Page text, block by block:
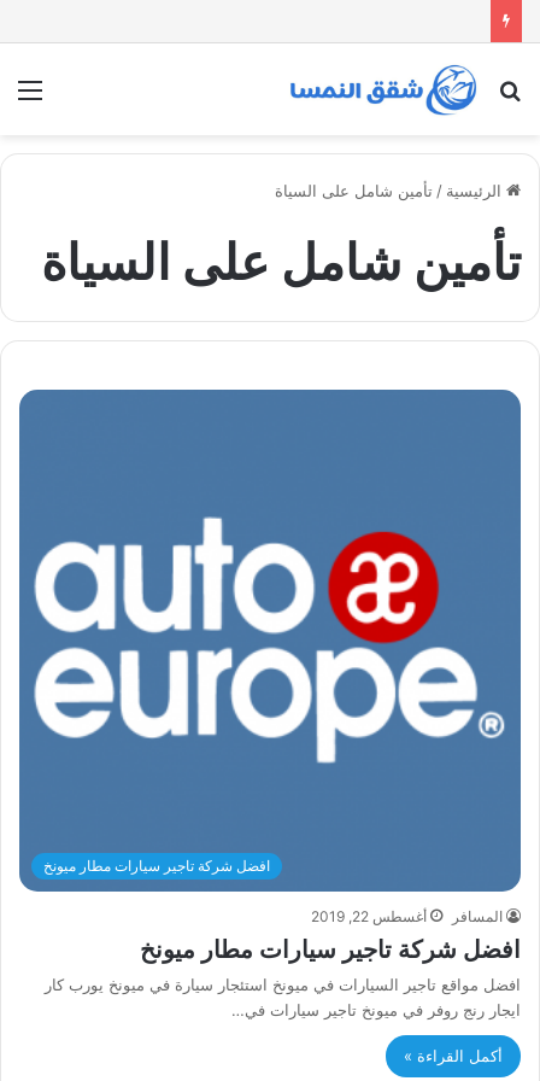
بحث
الرئيسية /تأمين شامل على السياة
تأمين شامل على السياة
افضل شركة تاجير سيارات مطار ميونخ
المسافر أغسطس 22, 2019
افضل شركة تاجير سيارات مطار ميونخ
افضل مواقع تاجير السيارات في ميونخ استئجار سيارة في ميونخ يورب كار
ايجار رنج روفر في ميونخ تاجير سيارات في…
أكمل القراءة »